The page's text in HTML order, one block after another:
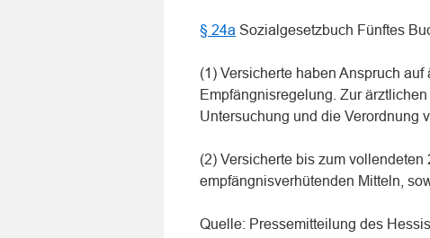
§ 24a Sozialgesetzbuch Fünftes
(1) Versicherte haben Anspruch
Empfängnisregelung. Zur
Untersuchung und die Verordnung
(2) Versicherte bis zum
empfängnisverhütenden Mitteln,
Quelle: Pressemitteilung des